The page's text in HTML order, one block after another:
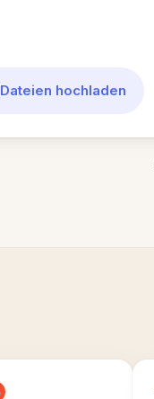
Dateien hochladen